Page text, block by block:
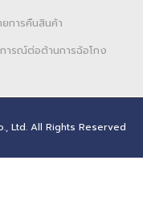
ยการคืนสินค้า
ารณ์ต่อต้านการฉ้อโกง
Ltd. All Rights Reserved